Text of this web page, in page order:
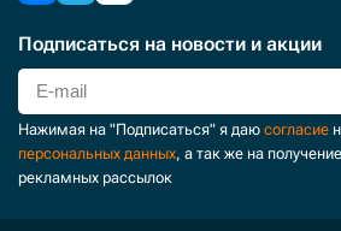
Подписаться на новости и акции
Нажимая на "Подписаться" я даю согласие
персональных данных, а так же на
рекламных рассылок